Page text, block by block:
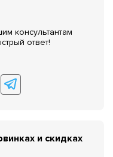
консультантам
ответ!
и скидках